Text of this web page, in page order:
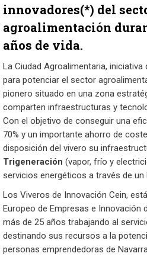
innovadores(*) del
agroalimentación
años de vida.
La Ciudad Agroalimentaria, iniciativa
para potenciar el sector
pionero situado en una zona
comparten infraestructuras y
Con el objetivo de conseguir una
70% y un importante ahorro de
disposición del vivero su
Trigeneración (vapor, frío y
servicios energéticos a través de un
Los Viveros de Innovación Cein,
Europeo de Empresas e Innovación
más de 25 años trabajando al
destinando sus recursos a la
personas emprendedoras de